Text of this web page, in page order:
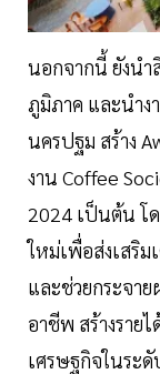
นอกจากนี้ ยังนำ
ภูมิภาค และนำง
นครปฐม สร้าง
งาน Coffee
2024 เป็นต้น โ
ใหม่เพื่อส่งเสริ
และช่วยกระจา
อาชีพ สร้างราย
เศรษฐกิจในระ